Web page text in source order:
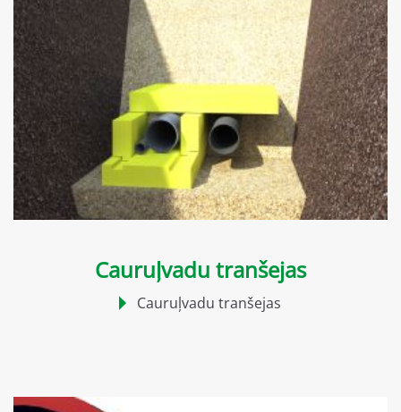
Cauruļvadu tranšejas
Cauruļvadu tranšejas